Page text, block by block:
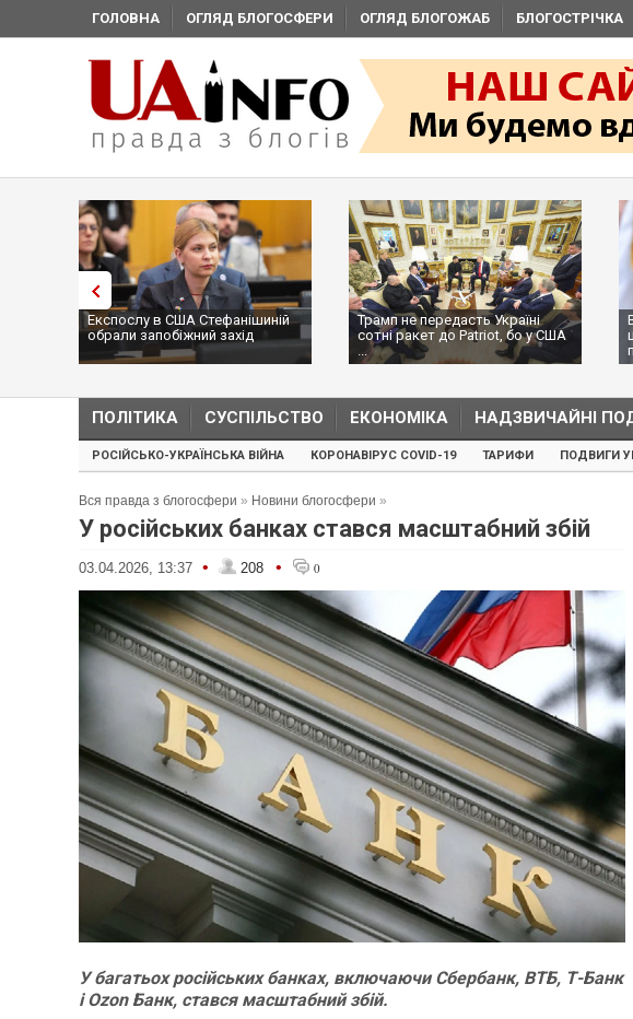
ГОЛОВНА ОГЛЯД БЛОГОСФЕРИ ОГЛЯД БЛОГОЖАБ БЛОГОСТРІЧКА
Експослу в США Стефанішиній
обрали запобіжний захід
Трамп не передасть Україні
сотні ракет до Patriot, бо у США
...
ПОЛІТИКА СУСПІЛЬСТВО ЕКОНОМІКА НАДЗВИЧАЙНІ
РОСІЙСЬКО-УКРАЇНСЬКА ВІЙНА КОРОНАВІРУС COVID-19 ТАРИФИ ПОДВИГИ
Вся правда з блогосфери » Новини блогосфери »
У російських банках стався масштабний збій
03.04.2026, 13:37 • 208 • 0
У багатьох російських банках, включаючи Сбербанк, ВТБ, Т-Банк
і Ozon Банк, стався масштабний збій.